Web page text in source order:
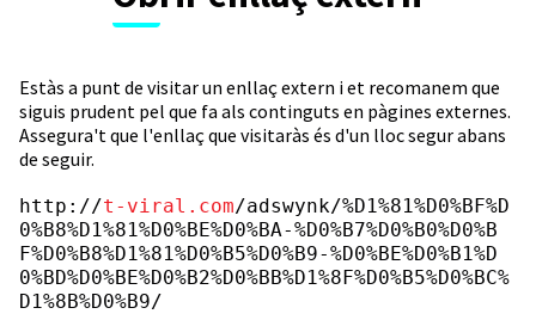
Estàs a punt de visitar un enllaç extern i et recomanem que
siguis prudent pel que fa als continguts en pàgines externes.
Assegura't que l'enllaç que visitaràs és d'un lloc segur abans
de seguir.
http://t-viral.com/adswynk/%D1%81%D0%BF%D
0%B8%D1%81%D0%BE%D0%BA-%D0%B7%D0%B0%D0%B
F%D0%B8%D1%81%D0%B5%D0%B9-%D0%BE%D0%B1%D
0%BD%D0%BE%D0%B2%D0%BB%D1%8F%D0%B5%D0%BC%
D1%8B%D0%B9/